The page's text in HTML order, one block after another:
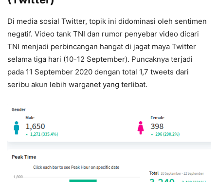
Di media sosial Twitter, topik ini didominasi oleh sentimen
negatif. Video tank TNI dan rumor penyebar video dicari
TNI menjadi perbincangan hangat di jagat maya Twitter
selama tiga hari (10-12 September). Puncaknya terjadi
pada 11 September 2020 dengan total 1,7 tweets dari
seribu akun lebih warganet yang terlibat.